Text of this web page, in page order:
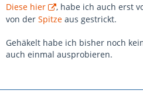
Diese hier
, habe ich auch erst
von der Spitze aus gestrickt.
Gehäkelt habe ich bisher noch
auch einmal ausprobieren.